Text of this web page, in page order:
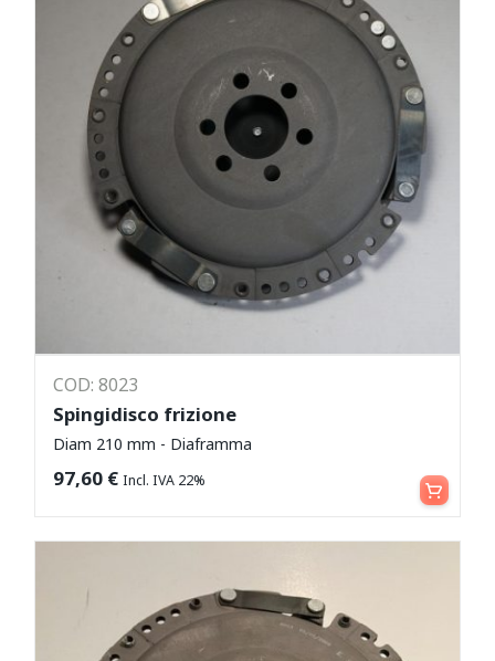
COD: 8023
Spingidisco frizione
Diam 210 mm - Diaframma
97,60 € Incl. IVA 22% Aggiungi al carrello